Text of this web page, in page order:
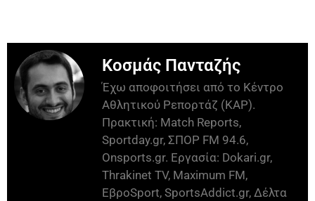
Κοσμάς Πανταζής
Έχω αποφοιτήσει από το Κέντρο
Αθλητικού Ρεπορτάζ (ΚΑΡ).
Πρακτική: Match Reports,
Sportday.gr, ΣΠΟΡ FM 94.6,
Onsports.gr. Εργασία: Dokari.gr,
Thrakinet TV, Maximum FM,
ΕβροSport, SportsAddict.gr, Δέλτα